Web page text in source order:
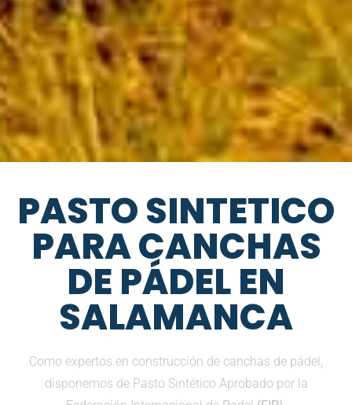
PASTO SINTETICO
PARA CANCHAS
DE PÁDEL EN
SALAMANCA
Como expertos en construcción de canchas de pádel,
disponemos de Pasto Sintético Aprobado por la